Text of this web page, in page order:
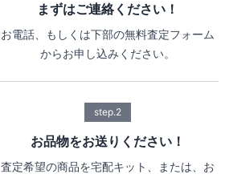
まずはご連絡ください！
お電話、もしくは下部の無料査定フォーム
からお申し込みください。
step.2
お品物をお送りください！
査定希望の商品を宅配キット、または、お